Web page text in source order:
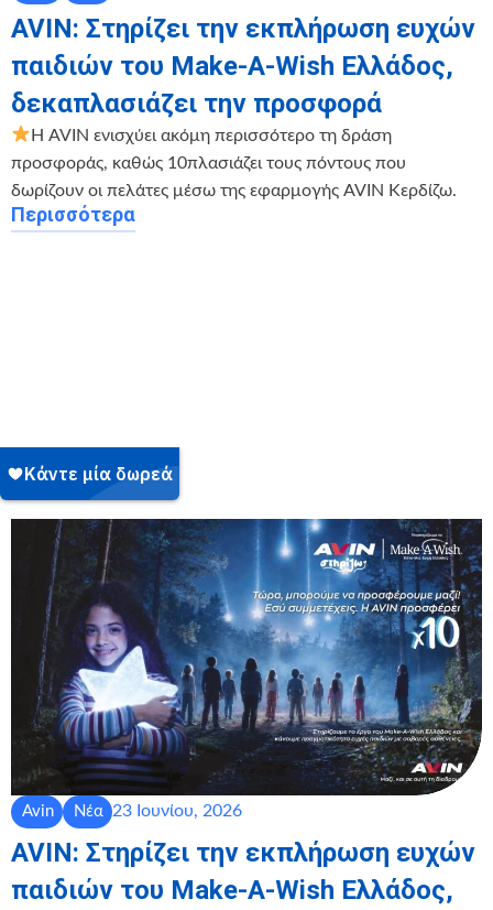
AVIN: Στηρίζει την εκπλήρωση ευχών
παιδιών του Make-A-Wish Ελλάδος,
δεκαπλασιάζει την προσφορά
Η AVIN ενισχύει ακόμη περισσότερο τη δράση
προσφοράς, καθώς 10πλασιάζει τους πόντους που
δωρίζουν οι πελάτες μέσω της εφαρμογής AVIN Κερδίζω.
Περισσότερα
Avin Νέα 23 Ιουνίου, 2026
AVIN: Στηρίζει την εκπλήρωση ευχών
παιδιών του Make-A-Wish Ελλάδος,